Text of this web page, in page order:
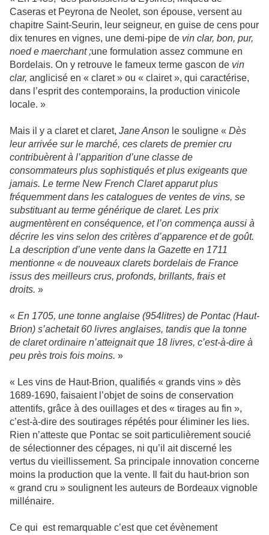
Caseras et Peyrona de Neolet, son épouse, versent au
chapitre Saint-Seurin, leur seigneur, en guise de cens pour
dix tenures en vignes, une demi-pipe de vin clar, bon, pur,
noed e maerchant ;une formulation assez commune en
Bordelais. On y retrouve le fameux terme gascon de vin
clar, anglicisé en « claret » ou « clairet », qui caractérise,
dans l’esprit des contemporains, la production vinicole
locale. »
Mais il y a claret et claret, Jane Anson le souligne « Dès
leur arrivée sur le marché, ces clarets de premier cru
contribuèrent à l’apparition d’une classe de
consommateurs plus sophistiqués et plus exigeants que
jamais. Le terme New French Claret apparut plus
fréquemment dans les catalogues de ventes de vins, se
substituant au terme générique de claret. Les prix
augmentèrent en conséquence, et l’on commença aussi à
décrire les vins selon des critères d’apparence et de goût.
La description d’une vente dans la Gazette en 1711
mentionne « de nouveaux clarets bordelais de France
issus des meilleurs crus, profonds, brillants, frais et
droits. »
« En 1705, une tonne anglaise (954litres) de Pontac (Haut-
Brion) s’achetait 60 livres anglaises, tandis que la tonne
de claret ordinaire n’atteignait que 18 livres, c’est-à-dire à
peu près trois fois moins. »
« Les vins de Haut-Brion, qualifiés « grands vins » dès
1689-1690, faisaient l’objet de soins de conservation
attentifs, grâce à des ouillages et des « tirages au fin »,
c’est-à-dire des soutirages répétés pour éliminer les lies.
Rien n’atteste que Pontac se soit particulièrement soucié
de sélectionner des cépages, ni qu’il ait discerné les
vertus du vieillissement. Sa principale innovation concerne
moins la production que la vente. Il fait du haut-brion son
« grand cru » soulignent les auteurs de Bordeaux vignoble
millénaire.
Ce qui est remarquable c’est que cet évènement